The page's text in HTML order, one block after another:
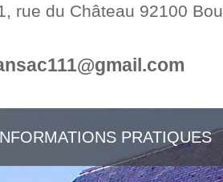
rue du Château 92100
PRATIQUES